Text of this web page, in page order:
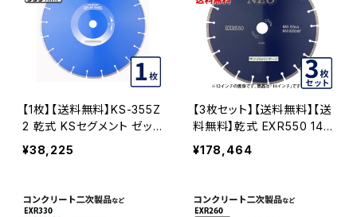
【1枚】【送料無料】KS-355Z
2 乾式 KSセグメント ゼット
ツー 14インチ 355mm コン
クリート・ブロックなどの切
ダイヤモンドブレード 刃 35
5mm ks-355z2
¥38,225
【3枚セット】【送料無料】【送
料無料】乾式 EXR550 14イ
ンチ exr550-14 硬質コン
クリート・みかげ石など EX
¥178,464